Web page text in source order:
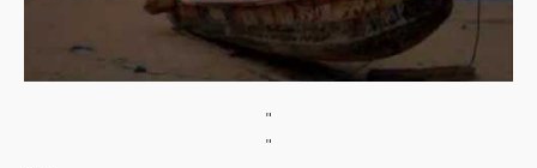
"
"